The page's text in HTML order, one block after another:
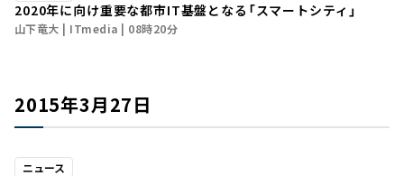
2020年に向け重要な都市IT基盤となる「スマートシティ」
山下竜大 ITmedia 08時20分
2015年3月27日
ニュース